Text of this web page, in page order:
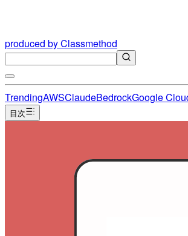
produced by Classmethod
TrendingAWSClaudeBedrockGoogle
目次